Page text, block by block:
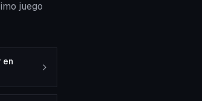
juego
en